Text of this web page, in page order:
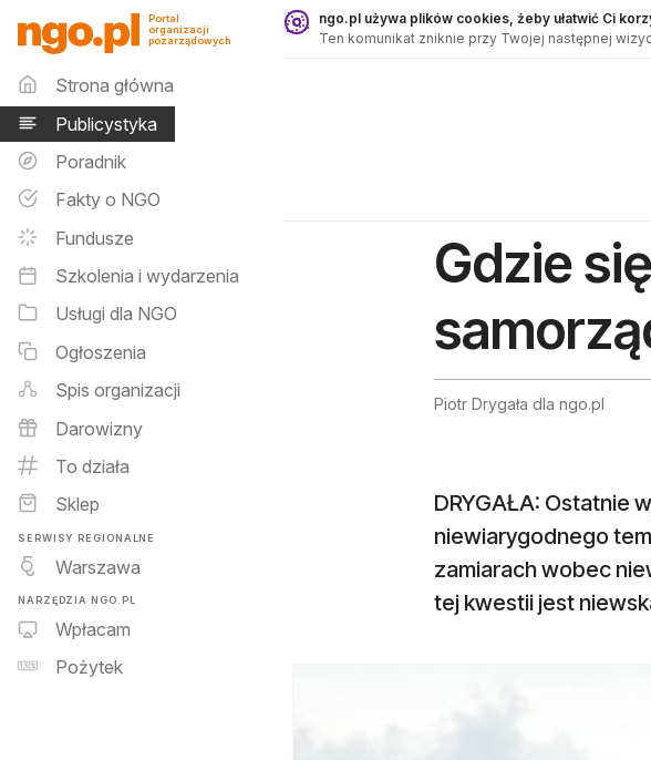
Publicystyka - ngo.pl
Portal
organizacji
pozarządowych
Menu główne
Strona główna
Publicystyka
Poradnik
Fakty o NGO
Fundusze
Szkolenia i wydarzenia
Usługi dla NGO
Ogłoszenia
Spis organizacji
Darowizny
To działa
Sklep
SERWISY REGIONALNE
Warszawa
NARZĘDZIA NGO.PL
Wpłacam
Pożytek
ngo.pl używa plików cookies, żeby ułatwić Ci
Ten komunikat zniknie przy Twojej następnej
Gdzie
Piotr Drygała dla ngo.pl
DRYGAŁA: Ostatnie
niewiarygodnego
zamiarach wobec
tej kwestii jest